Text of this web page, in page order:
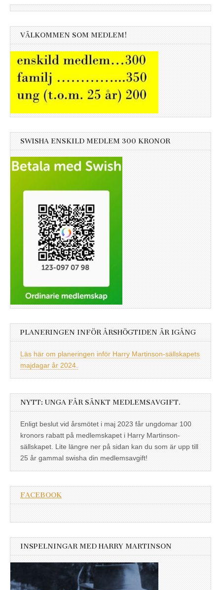
VÄLKOMMEN SOM MEDLEM!
SWISHA ENSKILD MEDLEM 300 KRONOR
PLANERINGEN INFÖR ÅRSHÖGTIDEN ÄR IGÅNG
Läs här om planeringen inför Harry Martinson-sällskapets
majdagar år 2024.
NYTT: UNGA FÅR SÄNKT MEDLEMSAVGIFT.
Enligt beslut vid årsmötet i maj 2023 får ungdomar 100
kronors rabatt på medlemskapet i Harry Martinson-
sällskapet. Lite längre ner på sidan kan du som är upp till
25 år gammal swisha din medlemsavgift!
FACEBOOK
INSPELNINGAR MED HARRY MARTINSON